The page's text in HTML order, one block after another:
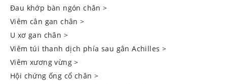
Đau khớp bàn ngón chân >
Viêm cân gan chân >
U xơ gan chân >
Viêm túi thanh dịch phía sau gân Achilles >
Viêm xương vừng >
Hội chứng ống cổ chân >